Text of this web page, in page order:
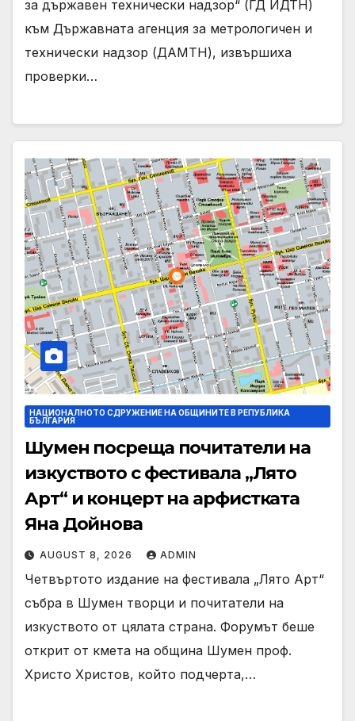
за държавен технически надзор“ (ГД ИДТН)
към Държавната агенция за метрологичен и
технически надзор (ДАМТН), извършиха
проверки…
НАЦИОНАЛНОТО СДРУЖЕНИЕ НА ОБЩИНИТЕ В РЕПУБЛИКА
БЪЛГАРИЯ
Шумен посреща почитатели на
изкуството с фестивала „Лято
Арт“ и концерт на арфистката
Яна Дойнова
AUGUST 8, 2026 ADMIN
Четвъртото издание на фестивала „Лято Арт“
събра в Шумен творци и почитатели на
изкуството от цялата страна. Форумът беше
открит от кмета на община Шумен проф.
Христо Христов, който подчерта,…